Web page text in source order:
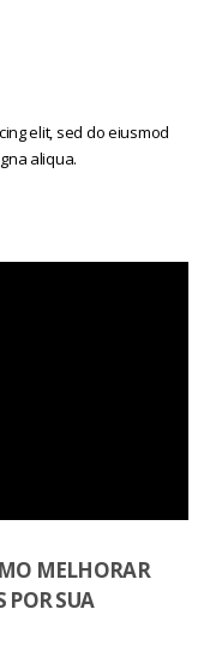
elit, sed do eiusmod
aliqua.
MELHORAR
POR SUA